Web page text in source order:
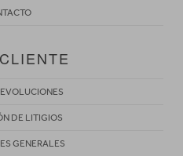
DE LITIGIOS
GENERALES